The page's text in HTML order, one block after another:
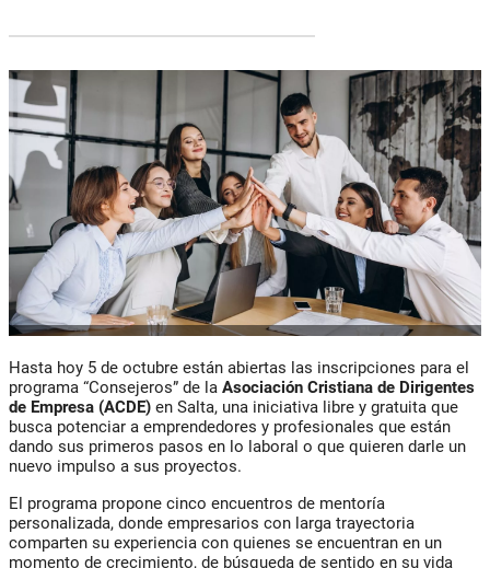
Hasta hoy 5 de octubre están abiertas las inscripciones para el
programa “Consejeros” de la Asociación Cristiana de Dirigentes
de Empresa (ACDE) en Salta, una iniciativa libre y gratuita que
busca potenciar a emprendedores y profesionales que están
dando sus primeros pasos en lo laboral o que quieren darle un
nuevo impulso a sus proyectos.
El programa propone cinco encuentros de mentoría
personalizada, donde empresarios con larga trayectoria
comparten su experiencia con quienes se encuentran en un
momento de crecimiento, de búsqueda de sentido en su vida